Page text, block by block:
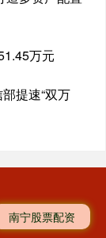
万元
提速“双万
南宁股票配资